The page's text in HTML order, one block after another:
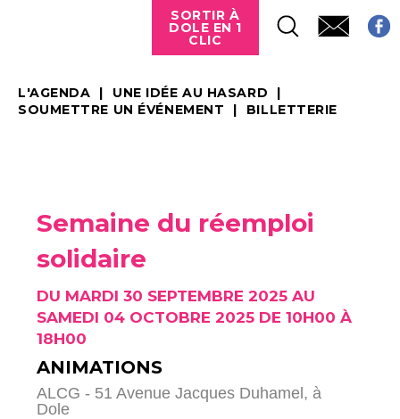
SORTIR À
DOLE EN 1
CLIC
L'AGENDA
UNE IDÉE AU HASARD
SOUMETTRE UN ÉVÉNEMENT
BILLETTERIE
Semaine du réemploi
solidaire
DU MARDI 30 SEPTEMBRE 2025 AU
SAMEDI 04 OCTOBRE 2025 DE 10H00 À
18H00
ANIMATIONS
ALCG - 51 Avenue Jacques Duhamel, à
Dole